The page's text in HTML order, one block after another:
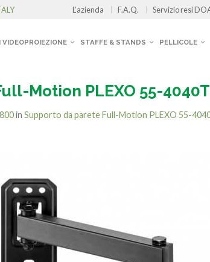
L’azienda F.A.Q. Servizio resi
VIDEOPROIEZIONE STAFFE & STANDS PELLICOLE
Motion PLEXO 55-4040T
in Supporto da parete Full-Motion PLEXO 55-